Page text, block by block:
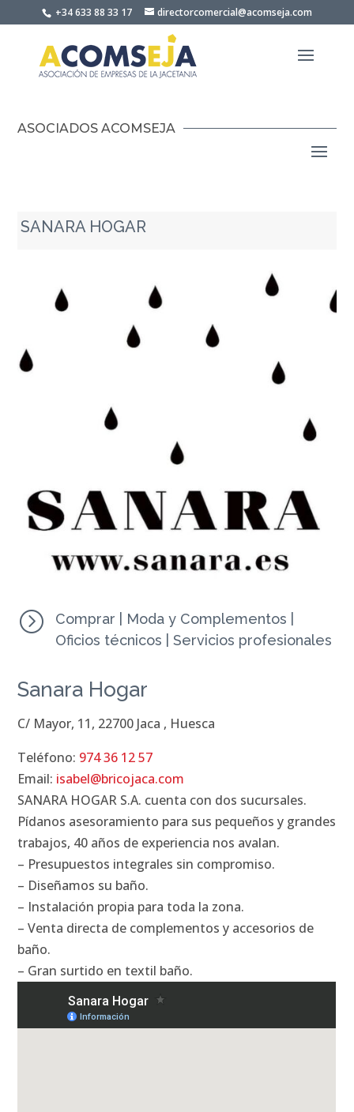
to
+34 633 88 33 17 directorcomercial@acomseja.com
ASOCIADOS ACOMSEJA
SANARA HOGAR
= Comprar Moda y Complementos
Oficios técnicos
Servicios profesionales
Sanara Hogar
C/ Mayor, 11, 22700 Jaca , Huesca
Teléfono: 974 36 12 57
Email: isabel@bricojaca.com
SANARA HOGAR S.A. cuenta con dos sucursales.
Pídanos asesoramiento para sus pequeños y grandes
trabajos, 40 años de experiencia nos avalan.
– Presupuestos integrales sin compromiso.
– Diseñamos su baño.
– Instalación propia para toda la zona.
– Venta directa de complementos y accesorios de
baño.
– Gran surtido en textil baño.